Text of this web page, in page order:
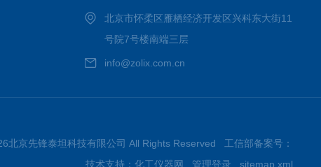
北京市怀柔区雁栖经济开发区兴科东大街11
号院7号楼南端三层
info@zolix.com.cn
北京先锋泰坦科技有限公司 All Rights Reserved 工信部备案号：
技术支持： 化工仪器网 管理登录 sitemap.xml